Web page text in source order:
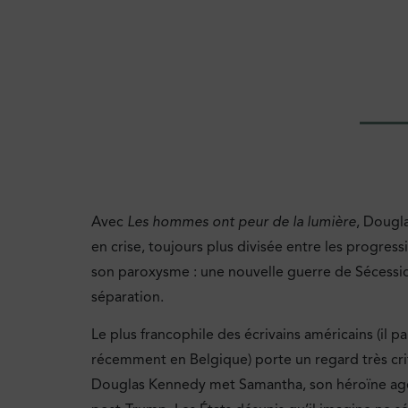
Avec Les hommes ont peur de la lumière,
en crise, toujours plus divisée entre les
son paroxysme : une nouvelle guerre de
séparation.
Le plus francophile des écrivains américains (il
récemment en Belgique) porte un regard très
Douglas Kennedy met Samantha, son héroïne